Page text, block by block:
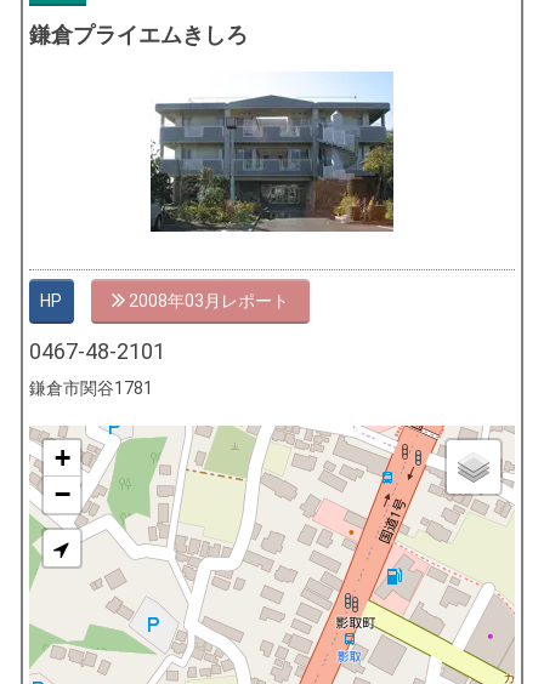
鎌倉プライエムきしろ
HP 2008年03月
0467-48-2101
鎌倉市関谷1781
+
−